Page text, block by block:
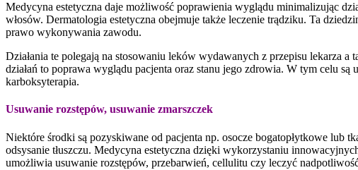
Medycyna estetyczna daje możliwość poprawienia wyglądu minimalizując
włosów. Dermatologia estetyczna obejmuje także leczenie trądziku. Ta
prawo wykonywania zawodu.
Działania te polegają na stosowaniu leków wydawanych z przepisu lekarza
działań to poprawa wyglądu pacjenta oraz stanu jego zdrowia. W tym celu
karboksyterapia.
Usuwanie rozstępów, usuwanie zmarszczek
Niektóre środki są pozyskiwane od pacjenta np. osocze bogatopłytkowe lub
odsysanie tłuszczu. Medycyna estetyczna dzięki wykorzystaniu
umożliwia usuwanie rozstępów, przebarwień, cellulitu czy leczyć